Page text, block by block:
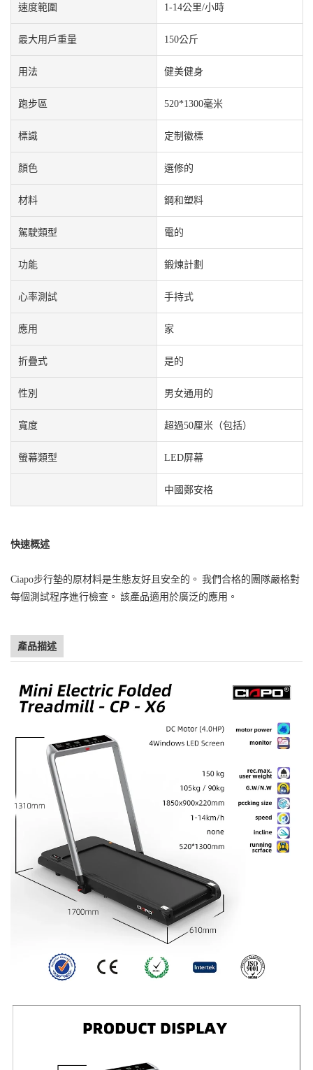
速度範圍 1-14公里/小時
最大用戶重量 150公斤
用法 健美健身
跑步區 520*1300毫米
標識 定制徽標
顏色 選修的
材料 鋼和塑料
駕駛類型 電的
功能 鍛煉計劃
心率測試 手持式
應用 家
折疊式 是的
性別 男女通用的
寬度 超過50厘米（包括）
螢幕類型 LED屏幕
中國鄭安格
快速概述
Ciapo步行墊的原材料是生態友好且安全的。 我們合格的團隊嚴格對
每個測試程序進行檢查。 該產品適用於廣泛的應用。
產品描述